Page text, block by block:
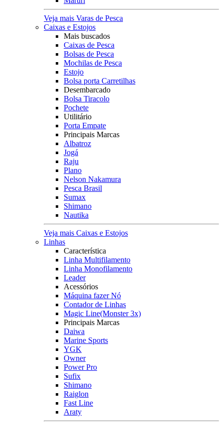
Veja mais Varas de Pesca
Caixas e Estojos
Mais buscados
Caixas de Pesca
Bolsas de Pesca
Mochilas de Pesca
Estojo
Bolsa porta Carretilhas
Desembarcado
Bolsa Tiracolo
Pochete
Utilitário
Porta Empate
Principais Marcas
Albatroz
Jogá
Raju
Plano
Nelson Nakamura
Pesca Brasil
Sumax
Shimano
Nautika
Veja mais Caixas e Estojos
Linhas
Característica
Linha Multifilamento
Linha Monofilamento
Leader
Acessórios
Máquina fazer Nó
Contador de Linhas
Magic Line(Monster 3x)
Principais Marcas
Daiwa
Marine Sports
YGK
Owner
Power Pro
Sufix
Shimano
Raiglon
Fast Line
Araty